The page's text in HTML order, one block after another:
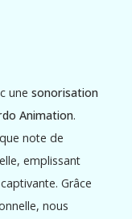
unesonorisation
Animation.
note de
emplissant
captivante. Grâce
nous